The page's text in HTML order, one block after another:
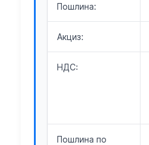
Пошлина:
Акциз:
НДС:
Пошлина по